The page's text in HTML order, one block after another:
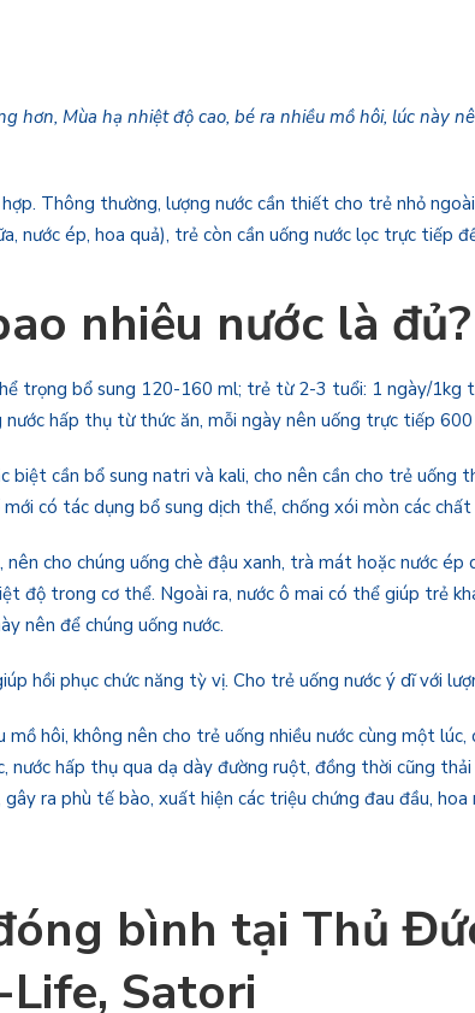
hơn, Mùa hạ nhiệt độ cao, bé ra nhiều mồ hôi, lúc này
Thông thường, lượng nước cần thiết cho trẻ nhỏ
nước ép, hoa quả), trẻ còn cần uống nước lọc trực tiếp
nhiêu nước là đủ?
trọng bổ sung 120-160 ml; trẻ từ 2-3 tuổi: 1 ngày/
hấp thụ từ thức ăn, mỗi ngày nên uống trực tiếp
cần bổ sung natri và kali, cho nên cần cho trẻ uống
có tác dụng bổ sung dịch thể, chống xói mòn các chất
cho chúng uống chè đậu xanh, trà mát hoặc nước
độ trong cơ thể. Ngoài ra, nước ô mai có thể giúp trẻ
nên để chúng uống nước.
hồi phục chức năng tỳ vị. Cho trẻ uống nước ý dĩ với
hôi, không nên cho trẻ uống nhiều nước cùng một
nước hấp thụ qua dạ dày đường ruột, đồng thời cũng
ra phù tế bào, xuất hiện các triệu chứng đau đầu,
bình tại Thủ
Life, Satori